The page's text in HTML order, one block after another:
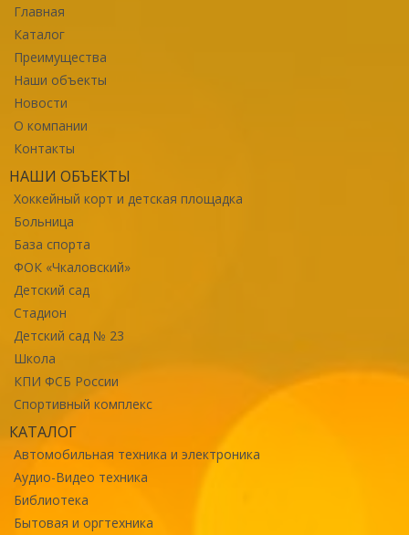
Главная
Каталог
Преимущества
Наши объекты
Новости
О компании
Контакты
НАШИ ОБЪЕКТЫ
Хоккейный корт и детская площадка
Больница
База спорта
ФОК «Чкаловский»
Детский сад
Стадион
Детский сад № 23
Школа
КПИ ФСБ России
Спортивный комплекс
КАТАЛОГ
Автомобильная техника и электроника
Аудио-Видео техника
Библиотека
Бытовая и оргтехника